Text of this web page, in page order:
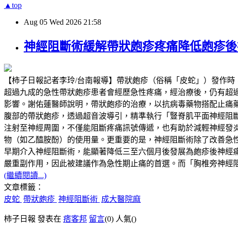
▲top
Aug 05 Wed 2026 21:58
神經阻斷術緩解帶狀皰疹疼痛降低皰疹
【柿子日報記者李玲/台南報導】帶狀皰疹（俗稱「皮蛇」）發作
超過九成的急性帶狀皰疹患者會經歷急性疼痛，經治療後，仍有超
影響。謝佑蓮醫師說明，帶狀皰疹的治療，以抗病毒藥物搭配止
腹部的帶狀皰疹，透過超音波導引，精準執行「豎脊肌平面神經阻
注射至神經周圍，不僅能阻斷疼痛訊號傳遞，也有助於減輕神經
物（如乙醯胺酚）的使用量。更重要的是，神經阻斷術除了改善
早期介入神經阻斷術，能顯著降低三至六個月後發展為皰疹後神
嚴重副作用，因此被建議作為急性期止痛的首選。而「胸椎旁神
(繼續閱讀...)
文章標籤：
皮蛇 帶狀皰疹 神經阻斷術 成大醫院麻
柿子日報 發表在 痞客邦 留言(0) 人氣()